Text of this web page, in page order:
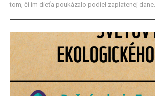
tom, či im dieťa poukázalo podiel zaplatenej dane...